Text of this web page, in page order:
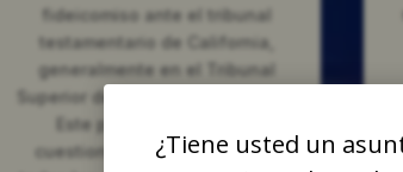
fideicomiso ante el tribunal
testamentario de California,
generalmente en el Tribunal
Superior del Condado de Orange.
Este paso establece las
cuestiones legales y reúne a
¿Tiene usted un